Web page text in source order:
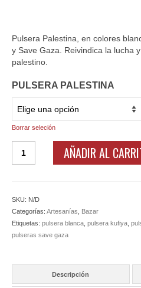
Pulsera Palestina, en colores
y Save Gaza. Reivindica la lucha
palestino.
PULSERA PALESTINA
Borrar seleción
Palestinas
AÑADIR AL
SKU: N/D
Categorías: Artesanías
Bazar
Etiquetas: pulsera blanca pulsera kufiya
pulseras save gaza
Descripción